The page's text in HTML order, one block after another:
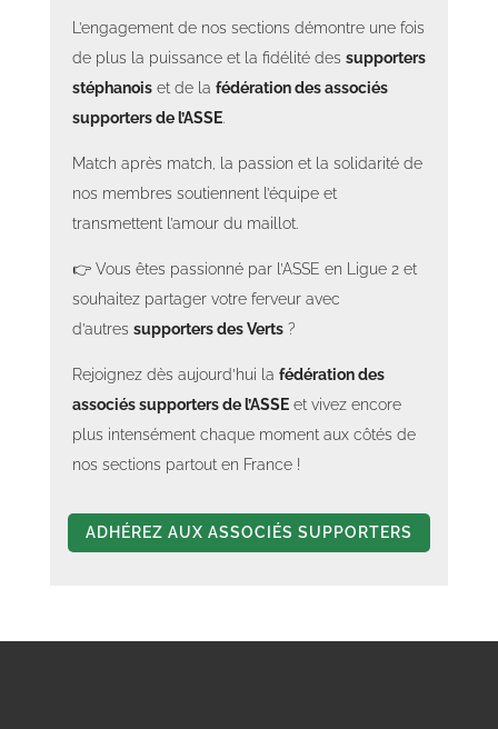
L’engagement de nos sections démontre une fois
de plus la puissance et la fidélité des supporters
stéphanois et de la fédération des associés
supporters de l’ASSE.
Match après match, la passion et la solidarité de
nos membres soutiennent l’équipe et
transmettent l’amour du maillot.
👉 Vous êtes passionné par l’ASSE en Ligue 2 et
souhaitez partager votre ferveur avec
d’autres supporters des Verts ?
Rejoignez dès aujourd’hui la fédération des
associés supporters de l’ASSE et vivez encore
plus intensément chaque moment aux côtés de
nos sections partout en France !
ADHÉREZ AUX ASSOCIÉS SUPPORTERS